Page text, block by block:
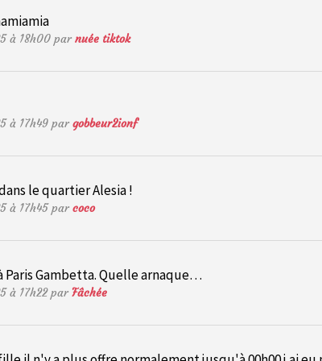
à 18h00 par nuée tiktok
à 17h49 par gobbeur2ionf
le quartier Alesia !
à 17h45 par coco
Paris Gambetta. Quelle arnaque…
à 17h22 par Fâchée